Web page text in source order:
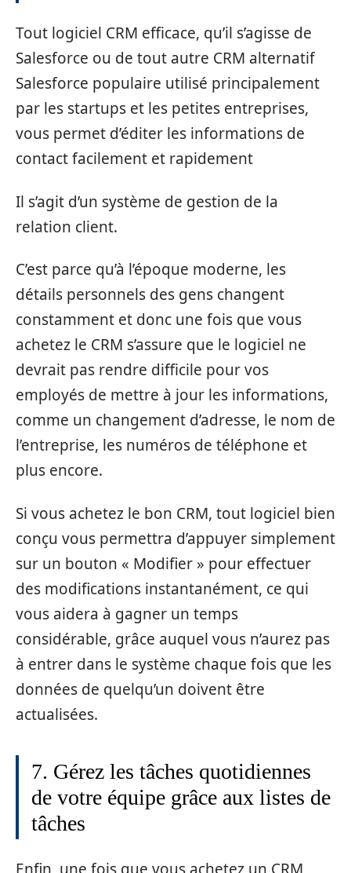
Tout logiciel CRM efficace, qu’il s’agisse de
Salesforce ou de tout autre CRM alternatif
Salesforce populaire utilisé principalement
par les startups et les petites entreprises,
vous permet d’éditer les informations de
contact facilement et rapidement
Il s’agit d’un système de gestion de la
relation client.
C’est parce qu’à l’époque moderne, les
détails personnels des gens changent
constamment et donc une fois que vous
achetez le CRM s’assure que le logiciel ne
devrait pas rendre difficile pour vos
employés de mettre à jour les informations,
comme un changement d’adresse, le nom de
l’entreprise, les numéros de téléphone et
plus encore.
Si vous achetez le bon CRM, tout logiciel bien
conçu vous permettra d’appuyer simplement
sur un bouton « Modifier » pour effectuer
des modifications instantanément, ce qui
vous aidera à gagner un temps
considérable, grâce auquel vous n’aurez pas
à entrer dans le système chaque fois que les
données de quelqu’un doivent être
actualisées.
7. Gérez les tâches quotidiennes
de votre équipe grâce aux listes de
tâches